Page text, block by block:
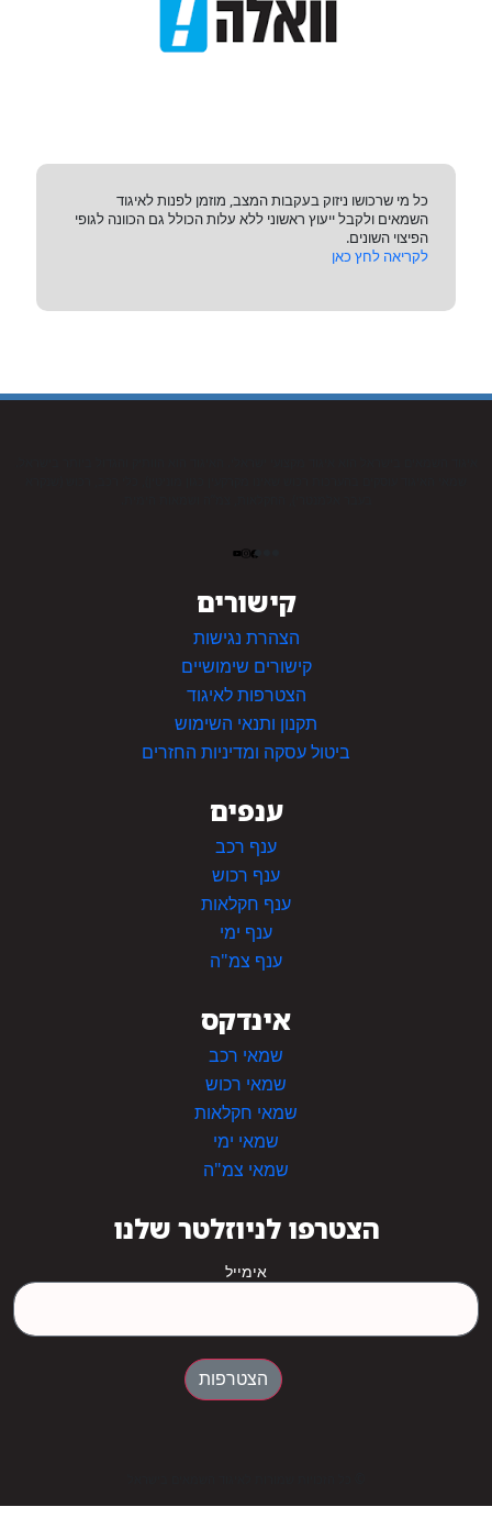
כל מי שרכושו ניזוק בעקבות המצב, מוזמן לפנות לאיגוד
השמאים ולקבל ייעוץ ראשוני ללא עלות הכולל גם הכוונה לגופי
הפיצוי השונים.
לקריאה לחץ כאן
קישורים
הצהרת נגישות
קישורים שימושיים
הצטרפות לאיגוד
תקנון ותנאי השימוש
ביטול עסקה ומדיניות החזרים
ענפים
ענף רכב
ענף רכוש
ענף חקלאות
ענף ימי
ענף צמ"ה
אינדקס
שמאי רכב
שמאי רכוש
שמאי חקלאות
שמאי ימי
שמאי צמ"ה
הצטרפו לניוזלטר שלנו
אימייל
הצטרפות